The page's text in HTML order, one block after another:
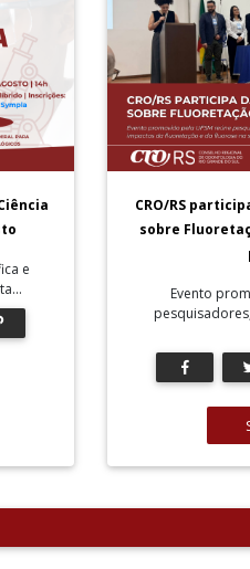
e
CRO/RS
sobre
Evento